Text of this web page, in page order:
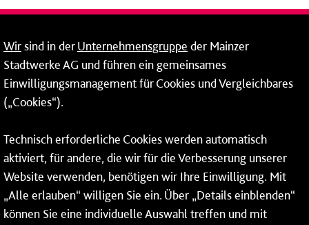
Erneuerbare Energien
Netze
Rheinallee 41
55118 Mainz
Tel.:06131 - 12 78 78
Wirsind in derUnternehmensgruppe der Mainzer
Stadtwerke AG und führen ein gemeinsames
Einwilligungsmanagement für Cookies und Vergleichbares
(„Cookies“).
Technisch erforderliche Cookies werden automatisch
aktiviert, für andere, die wir für die Verbesserung unserer
Website verwenden, benötigen wir Ihre Einwilligung. Mit
„Alle erlauben“ willigen Sie ein. Über „Details einblenden“
können Sie eine individuelle Auswahl treffen und mit